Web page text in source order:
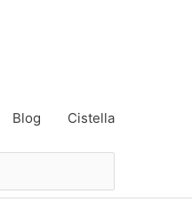
Blog Cistella